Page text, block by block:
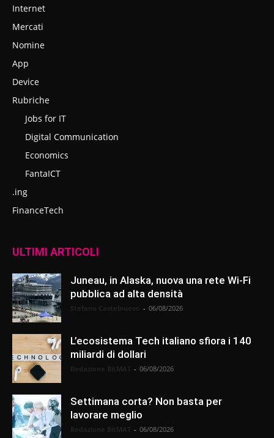
Internet
Mercati
Nomine
App
Device
Rubriche
Jobs for IT
Digital Communication
Economics
FantaICT
.ing
FinanceTech
ULTIMI ARTICOLI
Juneau, in Alaska, nuova una rete Wi-Fi
pubblica ad alta densità
- 06/08/2026
L’ecosistema Tech italiano sfiora i 140
miliardi di dollari
- 06/08/2026
Settimana corta? Non basta per
lavorare meglio
- 06/08/2026